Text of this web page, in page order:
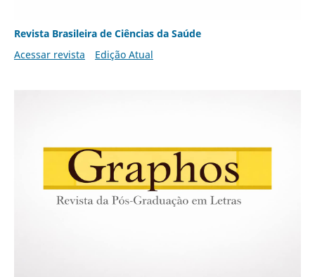
Revista Brasileira de Ciências da Saúde
Acessar revista
Edição Atual